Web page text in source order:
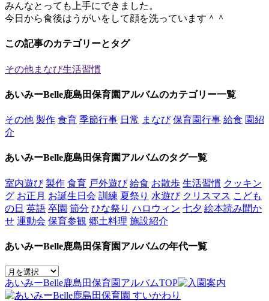
みんなとっても上手にできました。
今日から食後はうがいをして顔を洗っています＾＾
この記事のカテゴリーとタグ
その他まなび生活習慣
あいみーBelle鹿島田保育園アルバムのカテゴリー一覧
その他 製作 食育 季節行事 日常 まなび 保育園行事 給食 園紹
介
あいみーBelle鹿島田保育園アルバムのタグ一覧
室内遊び 製作 食育 戸外遊び 給食 お散歩 生活習慣 クッキン
グ お正月 お誕生日会 訓練 夏祭り 水遊び クリスマス こども
の日 英語 卒園 節分 ひな祭り ハロウィン 七夕 絵本読み聞か
せ 運動会 保育参観 郷土料理 施設紹介
あいみーBelle鹿島田保育園アルバムの年代一覧
あいみーBelle鹿島田保育園アルバムTOP